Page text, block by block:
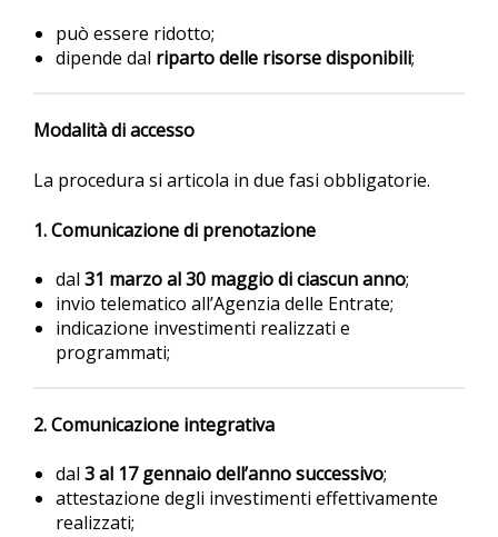
può essere ridotto;
dipende dal riparto delle risorse disponibili;
Modalità di accesso
La procedura si articola in due fasi obbligatorie.
1. Comunicazione di prenotazione
dal 31 marzo al 30 maggio di ciascun anno;
invio telematico all’Agenzia delle Entrate;
indicazione investimenti realizzati e
programmati;
2. Comunicazione integrativa
dal 3 al 17 gennaio dell’anno successivo;
attestazione degli investimenti effettivamente
realizzati;